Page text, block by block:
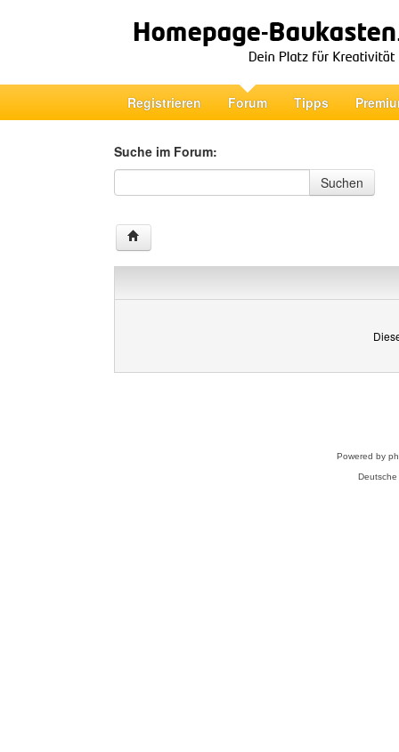
Registrieren Forum Tipps
Suche im Forum:
Suche im Forum
Suchen
Powered by